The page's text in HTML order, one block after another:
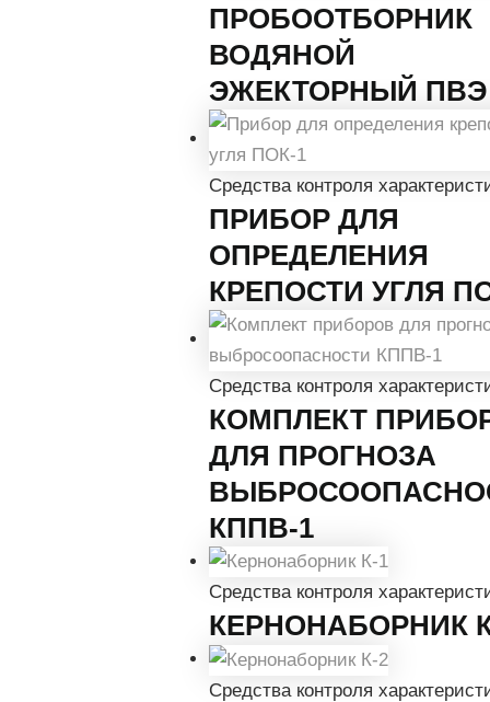
ПРОБООТБОРНИК
ВОДЯНОЙ
ЭЖЕКТОРНЫЙ ПВЭ
Средства контроля
ПРИБОР ДЛЯ
ОПРЕДЕЛЕНИЯ
КРЕПОСТИ УГЛЯ
Средства контроля
КОМПЛЕКТ
ДЛЯ ПРОГНОЗА
КППВ-1
Средства контроля
КЕРНОНАБОРНИК
Средства контроля